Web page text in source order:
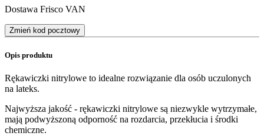
Dostawa Frisco VAN
Zmień kod pocztowy
Opis produktu
Rękawiczki nitrylowe to idealne rozwiązanie dla osób uczulonych
na lateks.
Najwyższa jakość - rękawiczki nitrylowe są niezwykle wytrzymałe,
mają podwyższoną odporność na rozdarcia, przekłucia i środki
chemiczne.